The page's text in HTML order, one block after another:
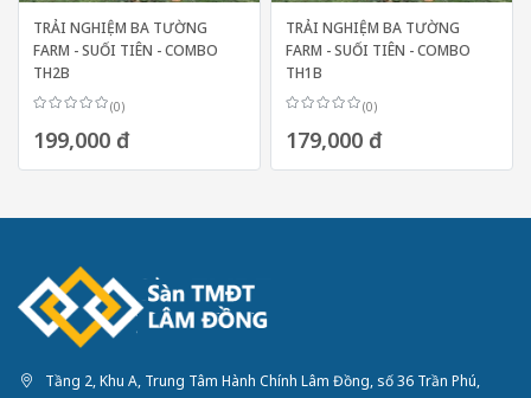
TRẢI NGHIỆM BA TƯỜNG
FARM - SUỐI TIÊN - COMBO
TH2B
(0)
199,000 đ
TRẢI NGHIỆM BA TƯỜNG
FARM - SUỐI TIÊN - COMBO
TH1B
(0)
179,000 đ
Tầng 2, Khu A, Trung Tâm Hành Chính Lâm Đồng, số 36 Trần Phú,